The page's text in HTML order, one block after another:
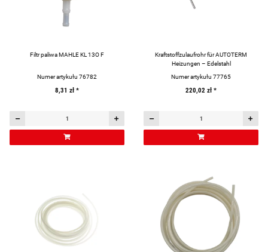
Filtr paliwa MAHLE KL 13O F
Numer artykułu 76782
8,31 zł *
Kraftstoffzulaufrohr für AUTOTERM
Heizungen – Edelstahl
Numer artykułu 77765
220,02 zł *